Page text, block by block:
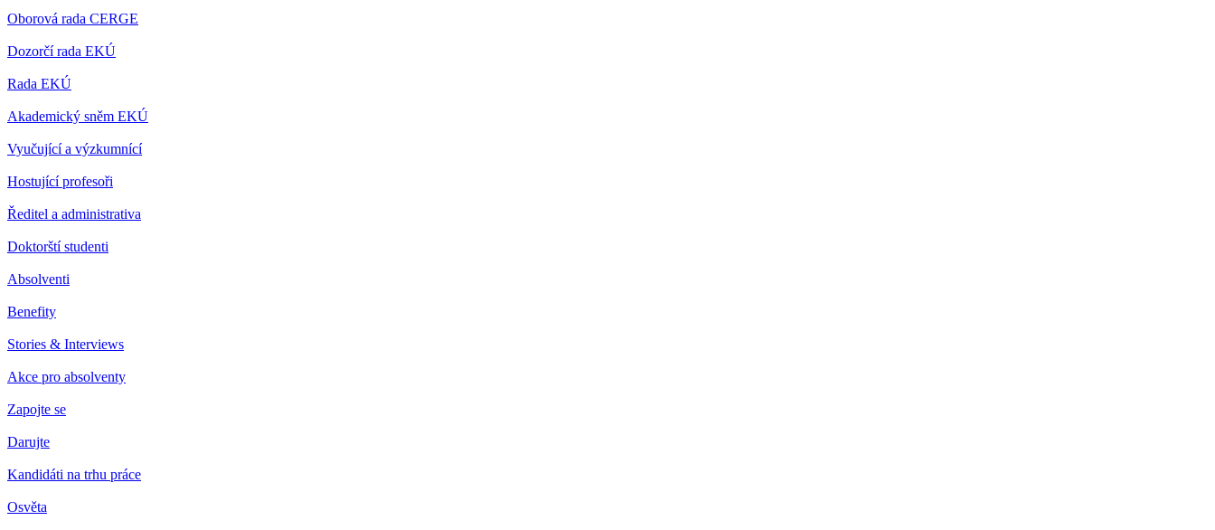
Oborová rada CERGE
Dozorčí rada EKÚ
Rada EKÚ
Akademický sněm EKÚ
Vyučující a výzkumnící
Hostující profesoři
Ředitel a administrativa
Doktorští studenti
Absolventi
Benefity
Stories & Interviews
Akce pro absolventy
Zapojte se
Darujte
Kandidáti na trhu práce
Osvěta